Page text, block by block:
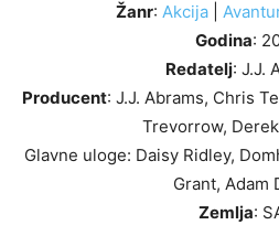
Žanr: Akcija
Godina:
Redatelj: J.J.
Producent: J.J. Abrams, Chris
Trevorrow,
Glavne uloge: Daisy Ridley,
Grant, Adam
Zemlja: